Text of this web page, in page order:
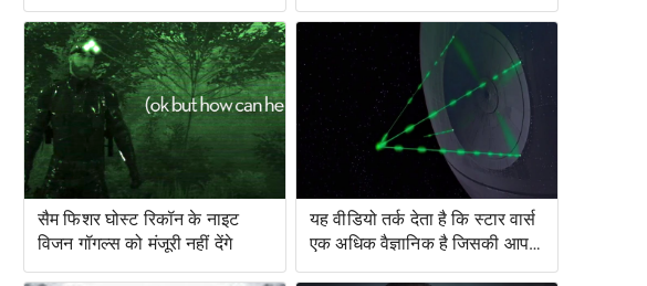
बेटर
सैम फिशर घोस्ट रिकॉन के नाइट
विजन गॉगल्स को मंजूरी नहीं देंगे
यह वीडियो तर्क देता है कि स्टार वार्स
एक अधिक वैज्ञानिक है जिसकी आप
कल्पना करेंगे